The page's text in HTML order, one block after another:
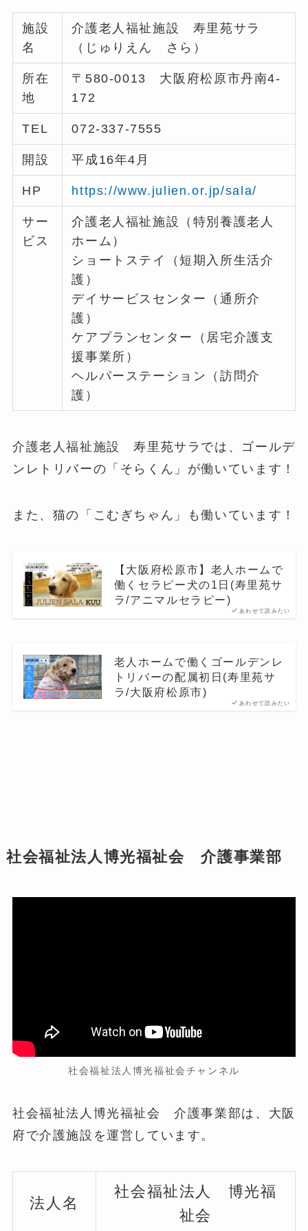
施設
名
介護老人福祉施設 寿里苑サラ
（じゅりえん さら）
所在
地
〒580-0013 大阪府松原市丹南4-
172
TEL 072-337-7555
開設 平成16年4月
HP https://www.julien.or.jp/sala/
サー
ビス
介護老人福祉施設（特別養護老人
ホーム）
ショートステイ（短期入所生活介
護）
デイサービスセンター（通所介
護）
ケアプランセンター（居宅介護支
援事業所）
ヘルパーステーション（訪問介
護）
介護老人福祉施設 寿里苑サラでは、ゴールデ
ンレトリバーの「そらくん」が働いています！
また、猫の「こむぎちゃん」も働いています！
あわせて読みたい
【大阪府松原市】老人ホームで
働くセラピー犬の1日(寿里苑サ
ラ/アニマルセラピー)
あわせて読みたい
老人ホームで働くゴールデンレ
トリバーの配属初日(寿里苑サ
ラ/大阪府松原市)
社会福祉法人博光福祉会 介護事業部
社会福祉法人博光福祉会チャンネル
社会福祉法人博光福祉会 介護事業部は、大阪
府で介護施設を運営しています。
法人名
社会福祉法人 博光福
祉会